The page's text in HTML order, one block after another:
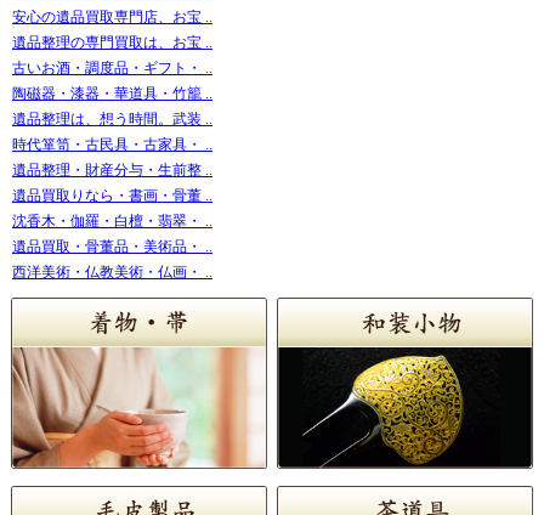
安心の遺品買取専門店、お宝 ..
遺品整理の専門買取は、お宝 ..
古いお酒・調度品・ギフト・ ..
陶磁器・漆器・華道具・竹籠 ..
遺品整理は、想う時間。武装 ..
時代箪笥・古民具・古家具・ ..
遺品整理・財産分与・生前整 ..
遺品買取りなら・書画・骨董 ..
沈香木・伽羅・白檀・翡翠・ ..
遺品買取・骨董品・美術品・ ..
西洋美術・仏教美術・仏画・ ..